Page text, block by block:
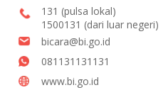
131 (pulsa lokal)
1500131 (dari luar negeri)
bicara@bi.go.id
081131131131
www.bi.go.id